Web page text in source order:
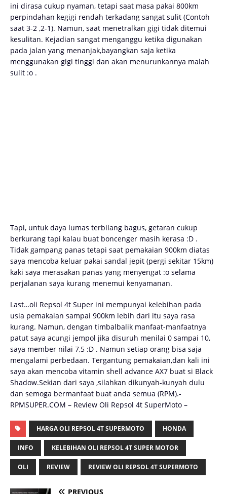
ini dirasa cukup nyaman, tetapi saat masa pakai 800km
perpindahan kegigi rendah terkadang sangat sulit (Contoh
saat 3-2 ,2-1). Namun, saat menetralkan gigi tidak ditemui
kesulitan. Kejadian sangat menganggu ketika digunakan
pada jalan yang menanjak,bayangkan saja ketika
menggunakan gigi tinggi dan akan menurunkannya malah
sulit :o .
Tapi, untuk daya lumas terbilang bagus, getaran cukup
berkurang tapi kalau buat boncenger masih kerasa :D .
Tidak gampang panas tetapi saat pemakaian 900km diatas
saya mencoba keluar pakai sandal jepit (pergi sekitar 15km)
kaki saya merasakan panas yang menyengat :o selama
perjalanan saya kurang menemui kenyamanan.
Last…oli Repsol 4t Super ini mempunyai kelebihan pada
usia pemakaian sampai 900km lebih dari itu saya rasa
kurang. Namun, dengan timbalbalik manfaat-manfaatnya
patut saya acungi jempol jika disuruh menilai 0 sampai 10,
saya member nilai 7,5 :D . Namun setiap orang bisa saja
mengalami perbedaan. Tergantung pemakaian,dan kali ini
saya akan mencoba vitamin shell advance AX7 buat si Black
Shadow.Sekian dari saya ,silahkan dikunyah-kunyah dulu
dan semoga bermanfaat buat anda semua (RPM).-
RPMSUPER.COM – Review Oli Repsol 4t SuperMoto –
HARGA OLI REPSOL 4T SUPERMOTO HONDA
INFO KELEBIHAN OLI REPSOL 4T SUPER MOTOR
OLI REVIEW REVIEW OLI REPSOL 4T SUPERMOTO
PREVIOUS